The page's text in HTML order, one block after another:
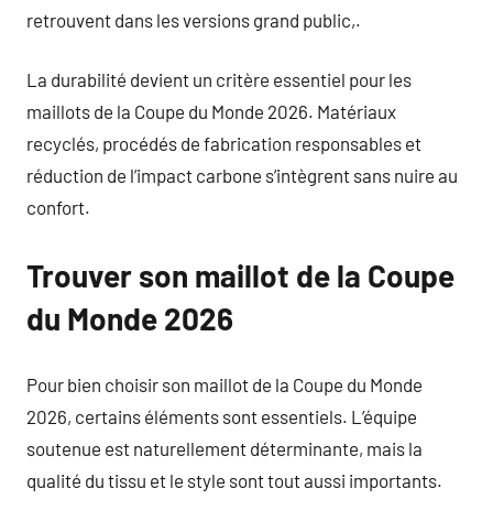
retrouvent dans les versions grand public,.
La durabilité devient un critère essentiel pour les
maillots de la Coupe du Monde 2026. Matériaux
recyclés, procédés de fabrication responsables et
réduction de l’impact carbone s’intègrent sans nuire au
confort.
Trouver son maillot de la Coupe
du Monde 2026
Pour bien choisir son maillot de la Coupe du Monde
2026, certains éléments sont essentiels. L’équipe
soutenue est naturellement déterminante, mais la
qualité du tissu et le style sont tout aussi importants.